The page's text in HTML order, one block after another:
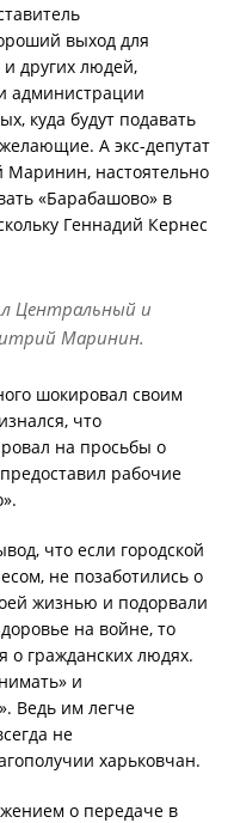
выход для
других людей,
администрации
куда будут подавать
А экс-депутат
Маринин, настоятельно
«Барабашово» в
Геннадий Кернес
Центральный и
Маринин.
шокировал своим
что
на просьбы о
рабочие
что если городской
не позаботились о
жизнью и подорвали
на войне, то
о гражданских людях.
и
Ведь им легче
не
харьковчан.
о передаче в